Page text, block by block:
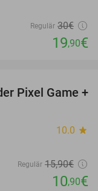
Regulär 30€
19,90€
31%
Pixel Game +
10.0 star
Regulär 15,90€
10,90€